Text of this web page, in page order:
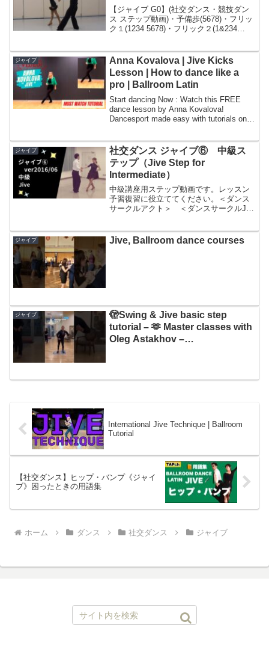
【ジャイブ G0】(社交ダンス・競技ダン
ス ステップ動画)・予備歩(5678)・フリッ
ク１(1234 5678)・フリック２(1&234
スピ...
ジャイブ
Anna Kovalova | Jive Kicks
Lesson | How to dance like a
pro | Ballroom Latin
Start dancing Now : Watch this FREE
dance lesson by Anna Kovalova!
Dancesport made easy with tutorials on
ジャイブ
社交ダンス ジャイブ⑥ 中級ス
テップ（Jive Step for
Intermediate）
中級講座用ステップ動画です。レッスン
予習復習に役立ててください。＜ダンス
サークルアクト＞ ＜ダンスサークルJ＞
Step)ス...
ジャイブ Jive, Ballroom dance courses
ジャイブ
🫣Swing & Jive basic step
tutorial – 🫶 Master classes with
Oleg Astakhov –
International Jive Technique | Ballroom
Tutorial
【社交ダンス】ヒップ・バンプ《ジャイ
ブ》困ったときの用語集
ホーム ダンス 社交ダンス ジャイブ